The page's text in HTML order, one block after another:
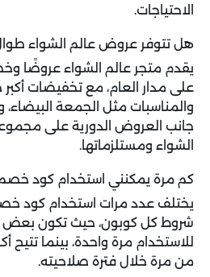
الاحتياجات.
هل تتوفر عروض عالم الشواء
يقدم متجر عالم الشواء عروضًا
على مدار العام، مع تخفيضات
والمناسبات مثل الجمعة البيضاء،
جانب العروض الدورية على
الشواء ومستلزماتها.
كم مرة يمكنني استخدام كود خصم
يختلف عدد مرات استخدام كود
شروط كل كوبون، حيث تكون بعض
للاستخدام مرة واحدة، بينما تتيح
من مرة خلال فترة صلاحيته.